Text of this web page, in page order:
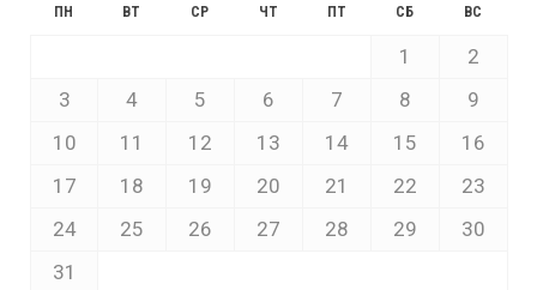
ПН ВТ СР ЧТ ПТ СБ ВС
1
2
3
4 5 6 7 8
9
10
11 12 13 14 15
16
17
18 19 20 21 22
23
24
25 26 27 28 29
30
31